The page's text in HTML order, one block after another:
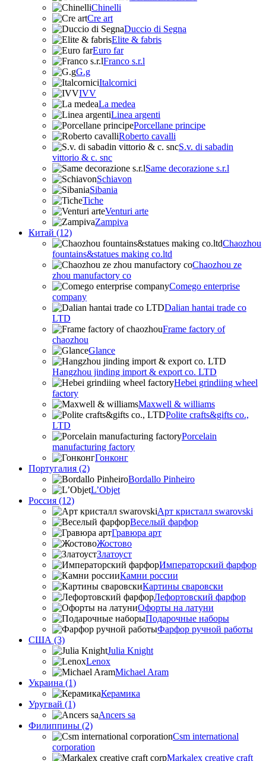
Chinelli
Cre art
Duccio di Segna
Elite & fabris
Euro far
Franco s.r.l
G.g
Italcornici
IVV
La medea
Linea argenti
Porcellane principe
Roberto cavalli
S.v. di sabadin
vittorio & c. snc
Same decorazione s.r.l
Schiavon
Sibania
Tiche
Venturi arte
Zampiva
Китай (12)
Chaozhou
fountains&statues making co.ltd
Chaozhou ze
zhou manufactory co
Comego enterprise
company
Dalian hantai trade co
LTD
Frame factory of
chaozhou
Glance
Hangzhou jinding import & export co. LTD
Hebei grindiing wheel
factory
Maxwell & williams
Polite crafts&gifts co.,
LTD
Porcelain
manufacturing factory
Гонконг
Португалия (2)
Bordallo Pinheiro
L’Objet
Россия (12)
Арт кристалл swarovski
Веселый фарфор
Гравюра арт
Жостово
Златоуст
Императорский фарфор
Камни россии
Картины сваровски
Лефортовский фарфор
Офорты на латуни
Подарочные наборы
Фарфор ручной работы
США (3)
Julia Knight
Lenox
Michael Aram
Украина (1)
Керамика
Уругвай (1)
Ancers sa
Филиппины (2)
Csm international
corporation
Markalex creative craft